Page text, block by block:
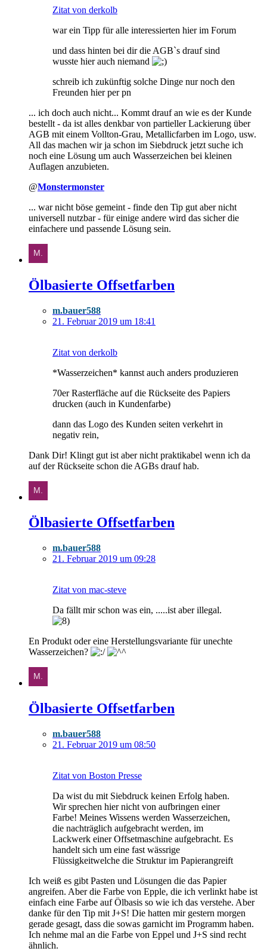
Zitat von derkolb
war ein Tipp für alle interessierten hier im Forum
und dass hinten bei dir die AGB`s drauf sind
wusste hier auch niemand
schreib ich zukünftig solche Dinge nur noch den
Freunden hier per pn
... ich doch auch nicht... Kommt drauf an wie es der Kunde
bestellt - da ist alles denkbar von partieller Lackierung über
AGB mit einem Vollton-Grau, Metallicfarben im Logo, usw.
All das machen wir ja schon im Siebdruck jetzt suche ich
noch eine Lösung um auch Wasserzeichen bei kleinen
Auflagen anzubieten.
@Monstermonster
... war nicht böse gemeint - finde den Tip gut aber nicht
universell nutzbar - für einige andere wird das sicher die
einfachere und passende Lösung sein.
Ölbasierte Offsetfarben
m.bauer588
21. Februar 2019 um 18:41
Zitat von derkolb
*Wasserzeichen* kannst auch anders produzieren
70er Rasterfläche auf die Rückseite des Papiers
drucken (auch in Kundenfarbe)
dann das Logo des Kunden seiten verkehrt in
negativ rein,
Dank Dir! Klingt gut ist aber nicht praktikabel wenn ich da
auf der Rückseite schon die AGBs drauf hab.
Ölbasierte Offsetfarben
m.bauer588
21. Februar 2019 um 09:28
Zitat von mac-steve
Da fällt mir schon was ein, .....ist aber illegal.
En Produkt oder eine Herstellungsvariante für unechte
Wasserzeichen?
Ölbasierte Offsetfarben
m.bauer588
21. Februar 2019 um 08:50
Zitat von Boston Presse
Da wist du mit Siebdruck keinen Erfolg haben.
Wir sprechen hier nicht von aufbringen einer
Farbe! Meines Wissens werden Wasserzeichen,
die nachträglich aufgebracht werden, im
Lackwerk einer Offsetmaschine aufgebracht. Es
handelt sich um eine fast wässrige
Flüssigkeitwelche die Struktur im Papierangreift
Ich weiß es gibt Pasten und Lösungen die das Papier
angreifen. Aber die Farbe von Epple, die ich verlinkt habe ist
einfach eine Farbe auf Ölbasis so wie ich das verstehe. Aber
danke für den Tip mit J+S! Die hatten mir gestern morgen
gerade gesagt, dass die sowas garnicht im Programm haben.
Ich nehme mal an die Farbe von Eppel und J+S sind recht
ähnlich.